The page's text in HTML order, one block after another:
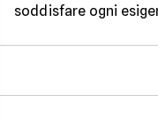
soddisfare ogni